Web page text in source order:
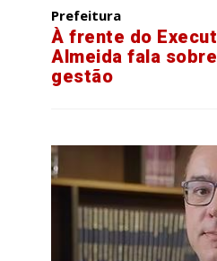
Prefeitura
À frente do
Almeida fala
gestão